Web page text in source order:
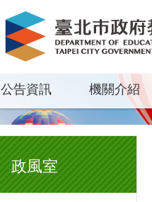
公告資訊 機關介紹
政風室